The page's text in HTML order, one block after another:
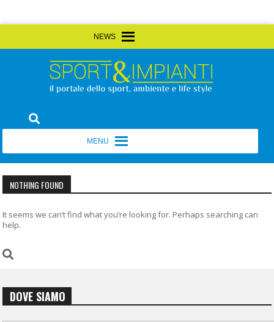
to
Sport&Impianti
NOTHING FOUND
It seems we can’t find what you’re looking for. Perhaps searching can
help.
DOVE SIAMO